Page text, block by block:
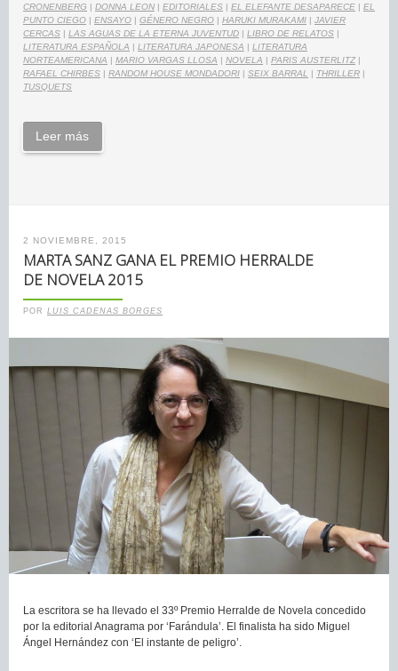
CRONENBERG | DONNA LEON | EDITORIALES | EL ELEFANTE DESAPARECE | EL
PUNTO CIEGO | ENSAYO | GÉNERO NEGRO | HARUKI MURAKAMI | JAVIER
CERCAS | LAS AGUAS DE LA ETERNA JUVENTUD | LIBRO DE RELATOS |
LITERATURA ESPAÑOLA | LITERATURA JAPONESA | LITERATURA
NORTEAMERICANA | MARIO VARGAS LLOSA | NOVELA | PARIS AUSTERLITZ|
RAFAEL CHIRBES | RANDOM HOUSE MONDADORI | SEIX BARRAL | THRILLER |
TUSQUETS
Leer más
2 NOVIEMBRE, 2015
MARTA SANZ GANA EL PREMIO HERRALDE
DE NOVELA 2015
POR LUIS CADENAS BORGES
La escritora se ha llevado el 33º Premio Herralde de Novela concedido
por la editorial Anagrama por ‘Farándula’. El finalista ha sido Miguel
Ángel Hernández con ‘El instante de peligro’.